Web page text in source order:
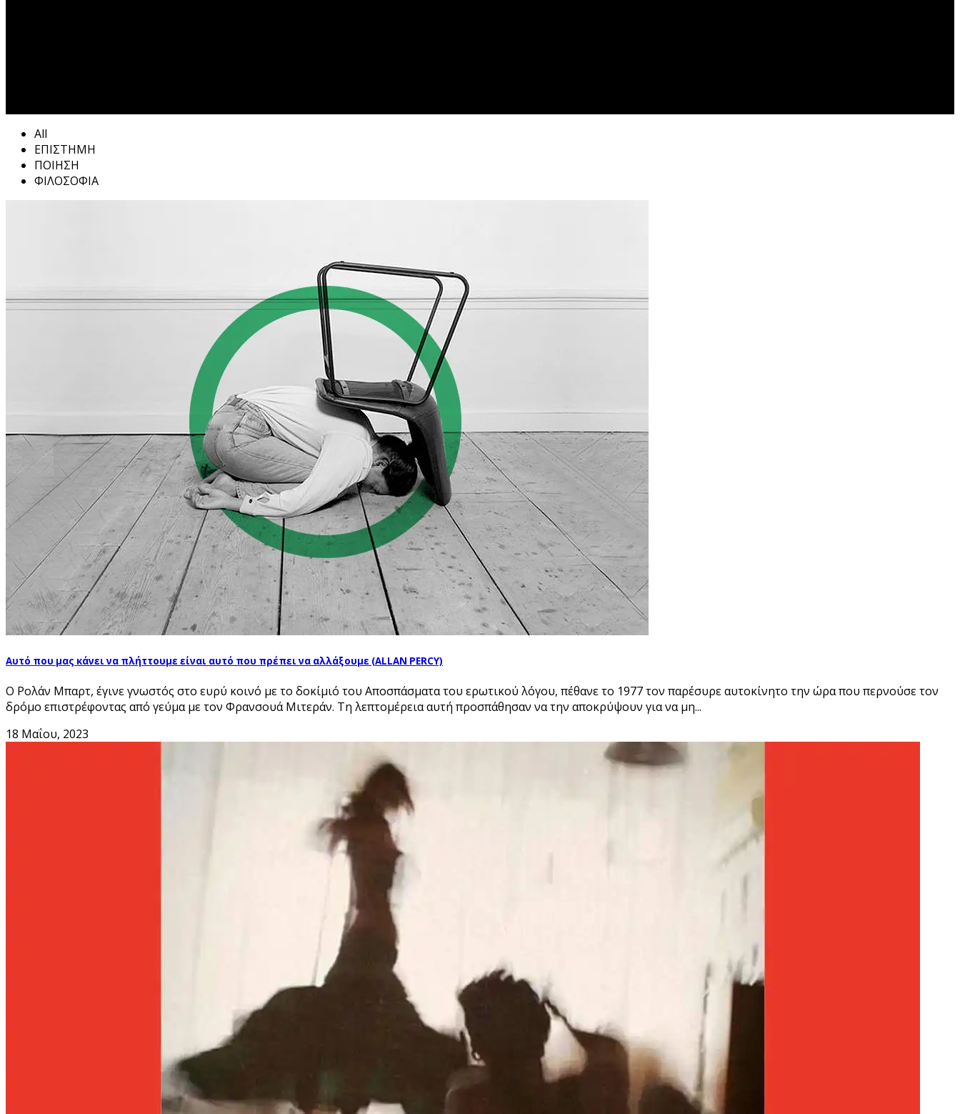
All
ΕΠΙΣΤΗΜΗ
ΠΟΙΗΣΗ
ΦΙΛΟΣΟΦΙΑ
Αυτό που μας κάνει να πλήττουμε είναι αυτό που πρέπει να αλλάξουμε (ALLAN PERCY)
Ο Ρολάν Μπαρτ, έγινε γνωστός στο ευρύ κοινό με το δοκίμιό του Αποσπάσματα του ερωτικού λόγου, πέθανε το 1977 τον παρέσυρε αυτοκίνητο την ώρα που περνούσε τον
δρόμο επιστρέφοντας από γεύμα με τον Φρανσουά Μιτεράν. Τη λεπτομέρεια αυτή προσπάθησαν να την αποκρύψουν για να μη...
18 Μαΐου, 2023